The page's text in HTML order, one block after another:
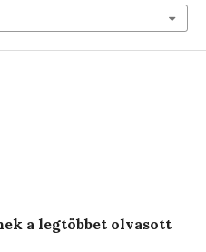
a legtöbbet olvasott